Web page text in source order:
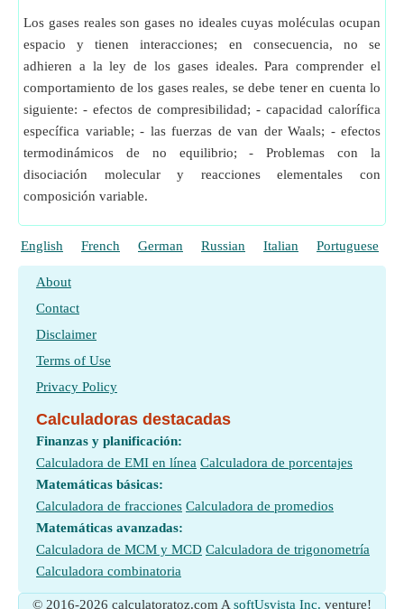
Los gases reales son gases no ideales cuyas moléculas ocupan
espacio y tienen interacciones; en consecuencia, no se
adhieren a la ley de los gases ideales. Para comprender el
comportamiento de los gases reales, se debe tener en cuenta lo
siguiente: - efectos de compresibilidad; - capacidad calorífica
específica variable; - las fuerzas de van der Waals; - efectos
termodinámicos de no equilibrio; - Problemas con la
disociación molecular y reacciones elementales con
composición variable.
English French German Russian Italian Portuguese
About
Contact
Disclaimer
Terms of Use
Privacy Policy
Calculadoras destacadas
Finanzas y planificación:
Calculadora de EMI en línea Calculadora de porcentajes
Matemáticas básicas:
Calculadora de fracciones Calculadora de promedios
Matemáticas avanzadas:
Calculadora de MCM y MCD Calculadora de trigonometría
Calculadora combinatoria
© 2016-2026 calculatoratoz.com A softUsvista Inc. venture!